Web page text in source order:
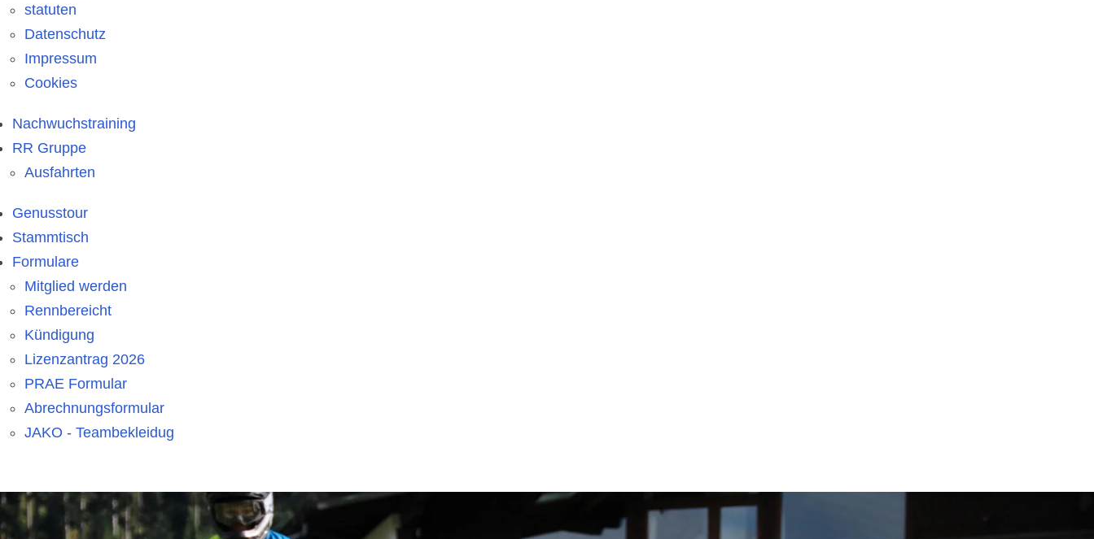
statuten
Datenschutz
Impressum
Cookies
Nachwuchstraining
RR Gruppe
Ausfahrten
Genusstour
Stammtisch
Formulare
Mitglied werden
Rennbereicht
Kündigung
Lizenzantrag 2026
PRAE Formular
Abrechnungsformular
JAKO - Teambekleidug